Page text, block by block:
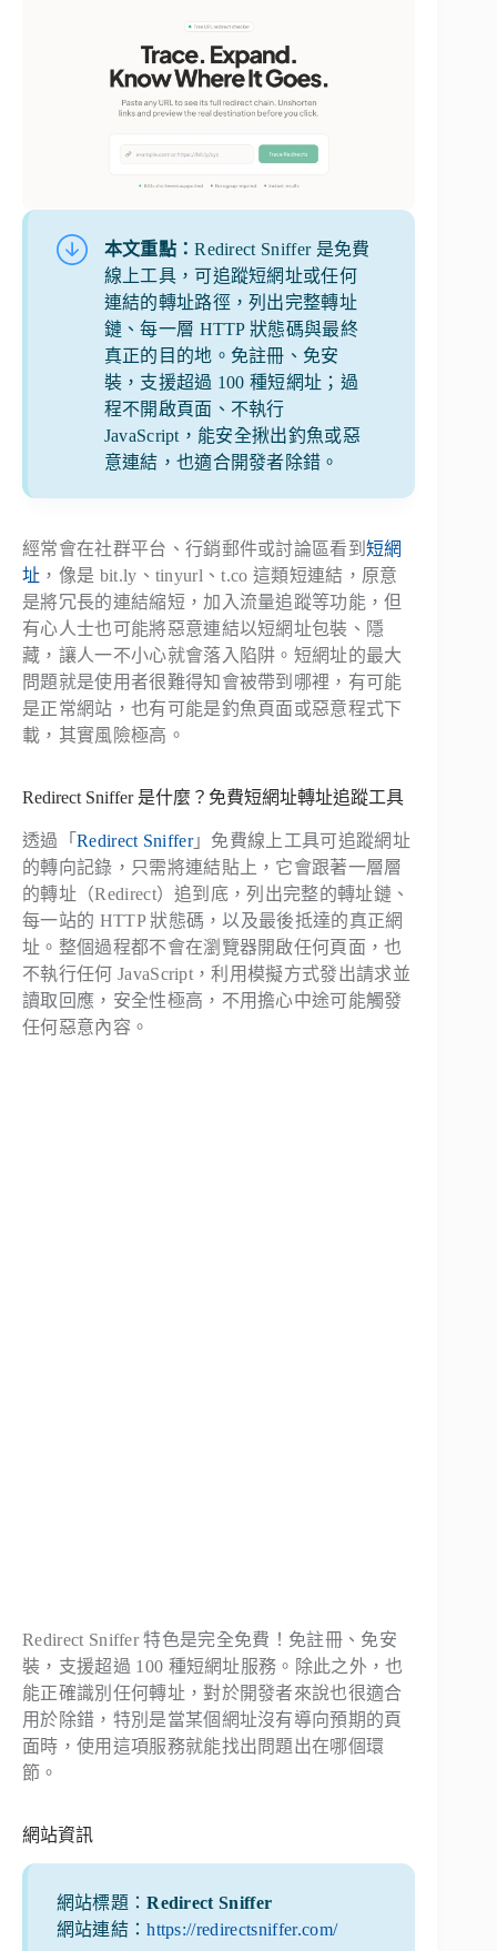
本文重點：Redirect Sniffer 是免費
線上工具，可追蹤短網址或任何
連結的轉址路徑，列出完整轉址
鏈、每一層 HTTP 狀態碼與最終
真正的目的地。免註冊、免安
裝，支援超過 100 種短網址；過
程不開啟頁面、不執行
JavaScript，能安全揪出釣魚或惡
意連結，也適合開發者除錯。
經常會在社群平台、行銷郵件或討論區看到短網
址 ，像是 bit.ly、tinyurl、t.co 這類短連結，原意
是將冗長的連結縮短，加入流量追蹤等功能，但
有心人士也可能將惡意連結以短網址包裝、隱
藏，讓人一不小心就會落入陷阱。短網址的最大
問題就是使用者很難得知會被帶到哪裡，有可能
是正常網站，也有可能是釣魚頁面或惡意程式下
載，其實風險極高。
Redirect Sniffer 是什麼？免費短網址轉址追蹤工具
透過「 Redirect Sniffer」免費線上工具可追蹤網址
的轉向記錄，只需將連結貼上，它會跟著一層層
的轉址（Redirect）追到底，列出完整的轉址鏈、
每一站的 HTTP 狀態碼，以及最後抵達的真正網
址。整個過程都不會在瀏覽器開啟任何頁面，也
不執行任何 JavaScript，利用模擬方式發出請求並
讀取回應，安全性極高，不用擔心中途可能觸發
任何惡意內容。
Redirect Sniffer 特色是完全免費！免註冊、免安
裝，支援超過 100 種短網址服務。除此之外，也
能正確識別任何轉址，對於開發者來說也很適合
用於除錯，特別是當某個網址沒有導向預期的頁
面時，使用這項服務就能找出問題出在哪個環
節。
網站資訊
網站標題：Redirect Sniffer
網站連結：https://redirectsniffer.com/